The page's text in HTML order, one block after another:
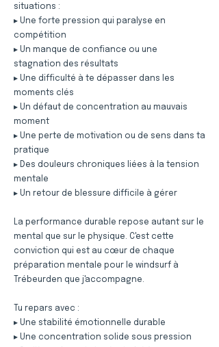
situations :
▸ Une forte pression qui paralyse en
compétition
▸ Un manque de confiance ou une
stagnation des résultats
▸ Une difficulté à te dépasser dans les
moments clés
▸ Un défaut de concentration au mauvais
moment
▸ Une perte de motivation ou de sens dans ta
pratique
▸ Des douleurs chroniques liées à la tension
mentale
▸ Un retour de blessure difficile à gérer
La performance durable repose autant sur le
mental que sur le physique. C'est cette
conviction qui est au cœur de chaque
préparation mentale pour le windsurf à
Trébeurden que j'accompagne.
Tu repars avec :
▸ Une stabilité émotionnelle durable
▸ Une concentration solide sous pression